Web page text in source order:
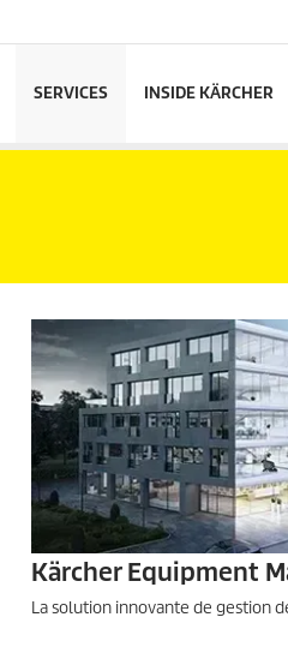
SERVICES INSIDE KÄRCHER
Kärcher Equipment
La solution innovante de gestion